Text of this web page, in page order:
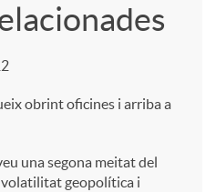
obrint oficines i arriba a
una segona meitat del
volatilitat geopolítica i